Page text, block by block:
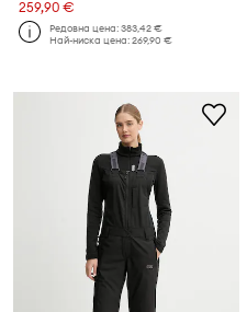
259,90 €
Редовна цена:383,42 €
Най-ниска цена:269,90 €